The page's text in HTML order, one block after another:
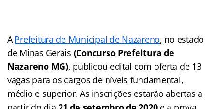
APrefeitura de Municipal de Nazareno, no estado
de Minas Gerais (Concurso Prefeitura de
Nazareno MG), publicou edital com oferta de 13
vagas para os cargos de níveis fundamental,
médio e superior. As inscrições estarão abertas a